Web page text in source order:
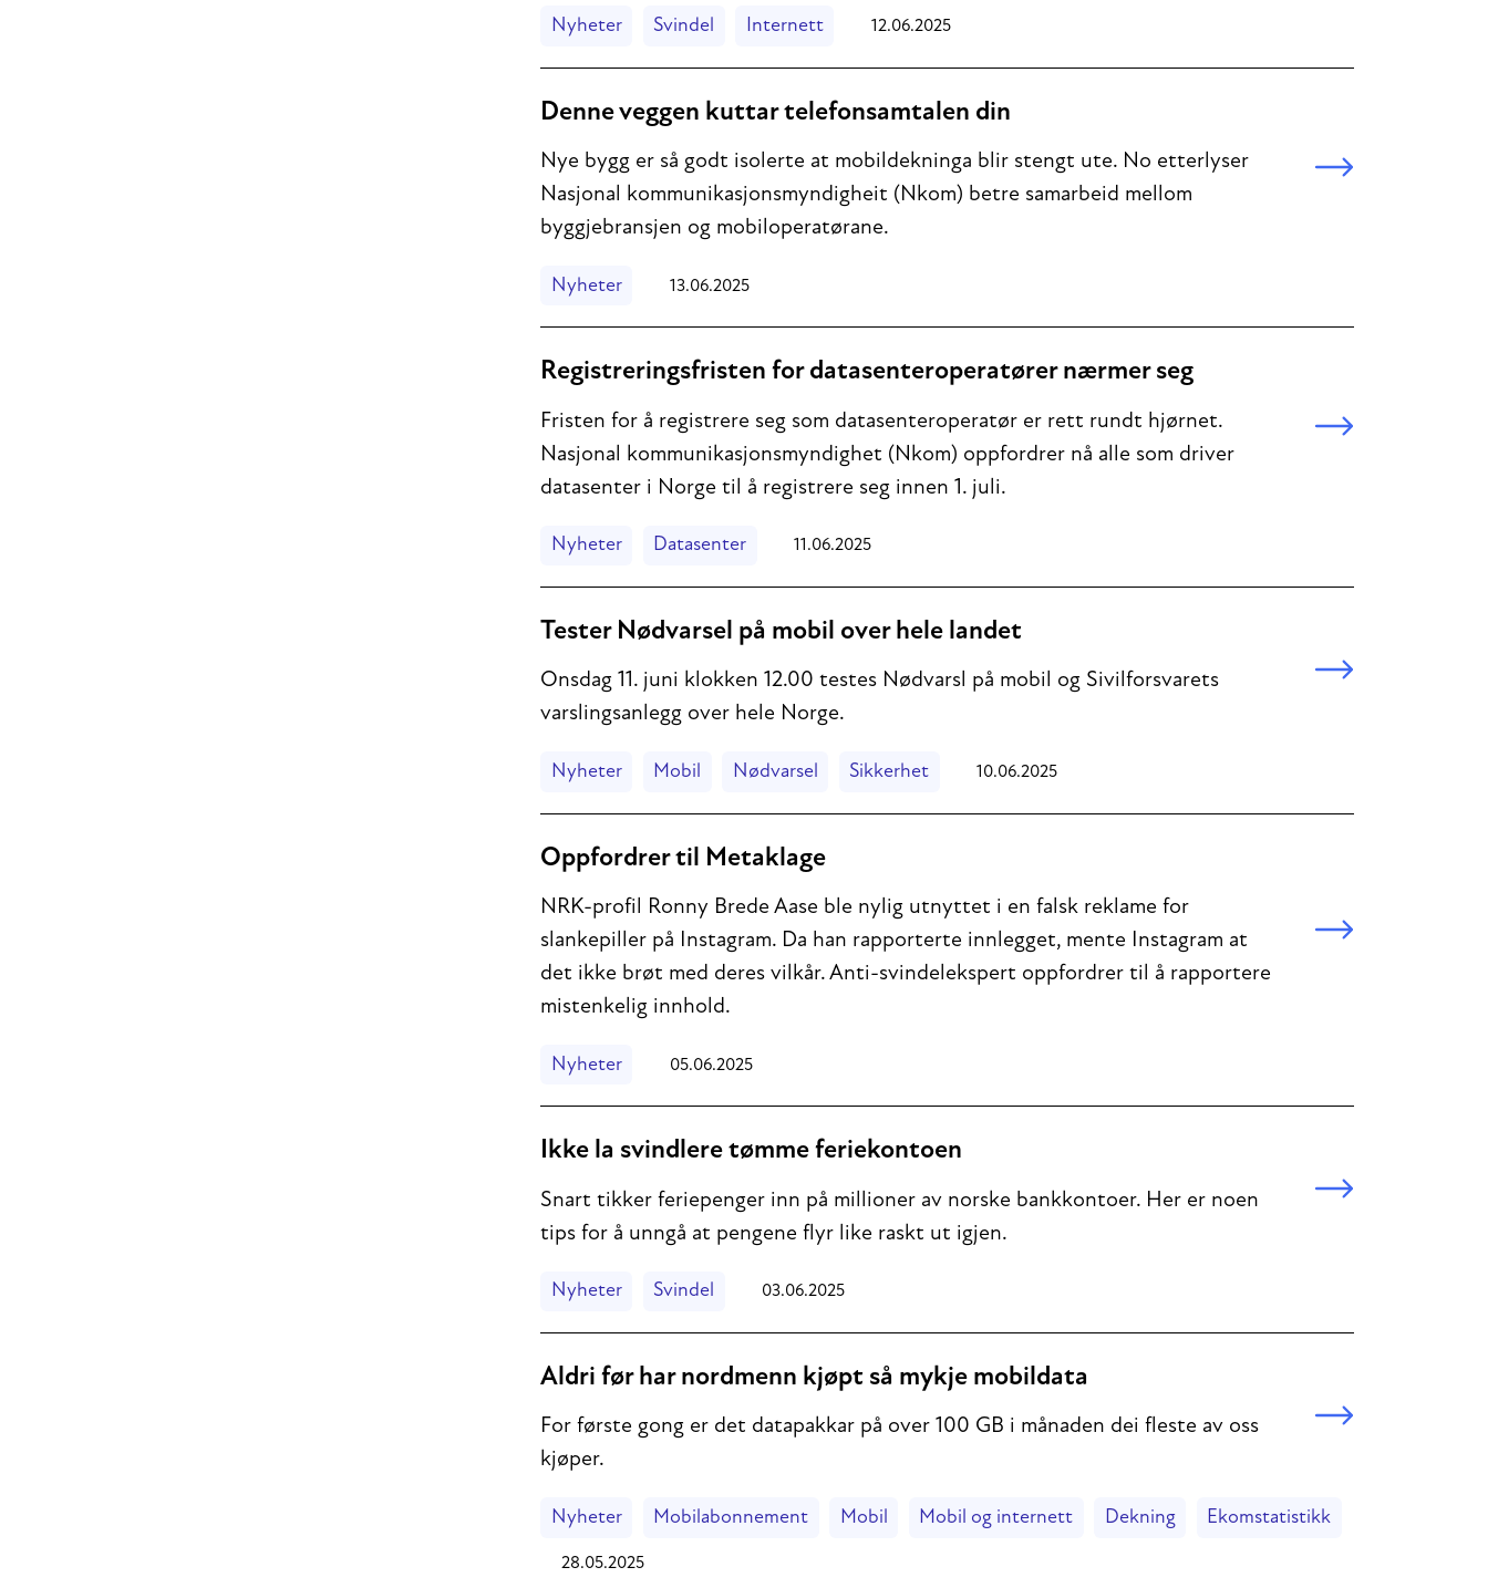
Nyheter Svindel Internett 12.06.2025
Denne veggen kuttar telefonsamtalen din
Nye bygg er så godt isolerte at mobildekninga blir stengt ute. No etterlyser
Nasjonal kommunikasjonsmyndigheit (Nkom) betre samarbeid mellom
byggjebransjen og mobiloperatørane.
Nyheter 13.06.2025
Registreringsfristen for datasenteroperatører nærmer seg
Fristen for å registrere seg som datasenteroperatør er rett rundt hjørnet.
Nasjonal kommunikasjonsmyndighet (Nkom) oppfordrer nå alle som driver
datasenter i Norge til å registrere seg innen 1. juli.
Nyheter Datasenter 11.06.2025
Tester Nødvarsel på mobil over hele landet
Onsdag 11. juni klokken 12.00 testes Nødvarsl på mobil og Sivilforsvarets
varslingsanlegg over hele Norge.
Nyheter Mobil Nødvarsel Sikkerhet 10.06.2025
Oppfordrer til Metaklage
NRK-profil Ronny Brede Aase ble nylig utnyttet i en falsk reklame for
slankepiller på Instagram. Da han rapporterte innlegget, mente Instagram at
det ikke brøt med deres vilkår. Anti-svindelekspert oppfordrer til å rapportere
mistenkelig innhold.
Nyheter 05.06.2025
Ikke la svindlere tømme feriekontoen
Snart tikker feriepenger inn på millioner av norske bankkontoer. Her er noen
tips for å unngå at pengene flyr like raskt ut igjen.
Nyheter Svindel 03.06.2025
Aldri før har nordmenn kjøpt så mykje mobildata
For første gong er det datapakkar på over 100 GB i månaden dei fleste av oss
kjøper.
Nyheter Mobilabonnement Mobil Mobil og internett Dekning Ekomstatistikk
28.05.2025